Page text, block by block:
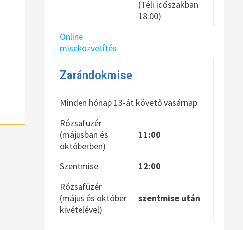
(Téli időszakban
18:00)
Online
miseközvetítés
Zarándokmise
Minden hónap 13-át követő vasárnap
Rózsafüzér
(májusban és
októberben)
11:00
Szentmise
12:00
Rózsafüzér
(május és október
kivételével)
szentmise után